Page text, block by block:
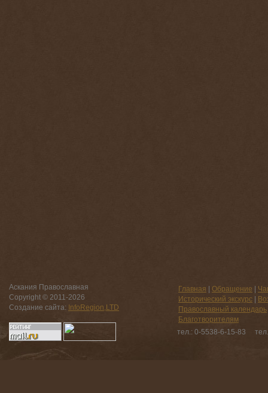
Аскания Православная
Copyright © 2011-2026
Создание сайта: InfoRegion,LTD
Главная Обращение
Исторический экскурс
Православный календарь
Благотворителям
тел.: 0-5538-6-15-83